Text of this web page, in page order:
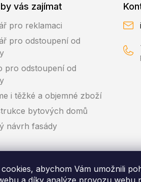
abychom Vám umožnili
a díky analýze provozu webu
vás zajímat
pro reklamaci
pro odstoupení od
pro odstoupení od
i těžké a objemné zboží
bytových domů
návrh fasády